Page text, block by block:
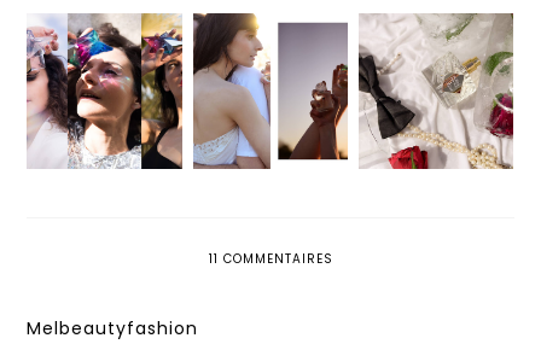
ANGEL : LES
ÉTOILES
ÉTINCELANTES DE
LA GALAXIE
MUGLER
JO MALONE
LONDON : NASHI
BLOSSOM &
FRANGIPANI
FLOWER
ROSES ON ICE, LA
CRÉATION
ENIVRANTE DE
KILIAN PARIS
11 COMMENTAIRES
Melbeautyfashion